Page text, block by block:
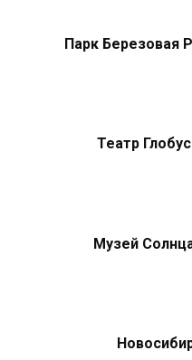
Парк Березовая
Театр
Музей